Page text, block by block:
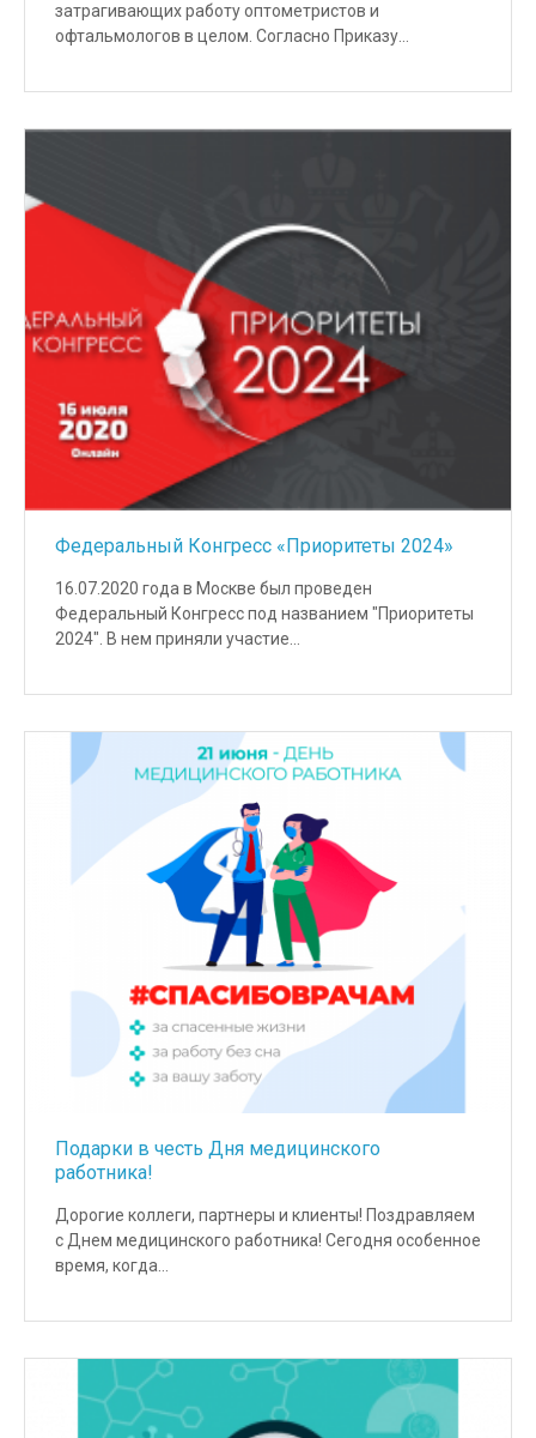
затрагивающих работу оптометристов и
офтальмологов в целом. Согласно Приказу…
Федеральный Конгресс «Приоритеты 2024»
16.07.2020 года в Москве был проведен
Федеральный Конгресс под названием "Приоритеты
2024". В нем приняли участие…
Подарки в честь Дня медицинского
работника!
Дорогие коллеги, партнеры и клиенты! Поздравляем
с Днем медицинского работника! Сегодня особенное
время, когда…